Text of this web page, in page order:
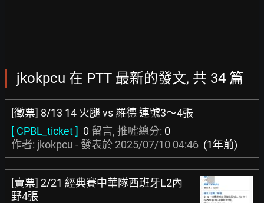
jkokpcu 在 PTT 最新的發文, 共 34 篇
[徵票] 8/13 14 火腿 vs 羅德 連號3～4張
[ CPBL_ticket ] 0 留言, 推噓總分: 0
作者: jkokpcu - 發表於 2025/07/10 04:46 (1年前)
[賣票] 2/21 經典賽中華隊西班牙L2內
野4張